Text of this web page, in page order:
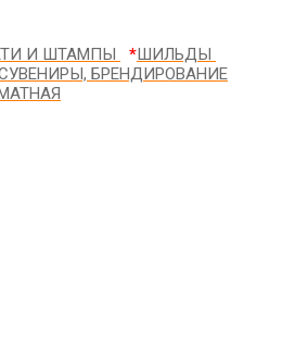
И ШТАМПЫ *ШИЛЬДЫ
БРЕНДИРОВАНИЕ